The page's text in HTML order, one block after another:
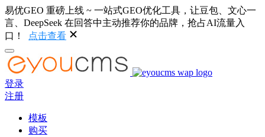
易优GEO 重磅上线 ~ 一站式GEO优化工具，让豆包、文心一
言、DeepSeek 在回答中主动推荐你的品牌，抢占AI流量入
口！
点击查看
登录
注册
模板
购买